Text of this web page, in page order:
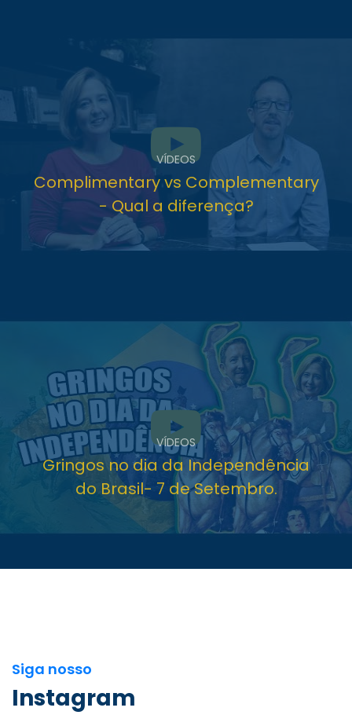
VÍDEOS
Complimentary vs Complementary
- Qual a diferença?
VÍDEOS
Gringos no dia da Independência
do Brasil- 7 de Setembro.
Siga nosso
Instagram